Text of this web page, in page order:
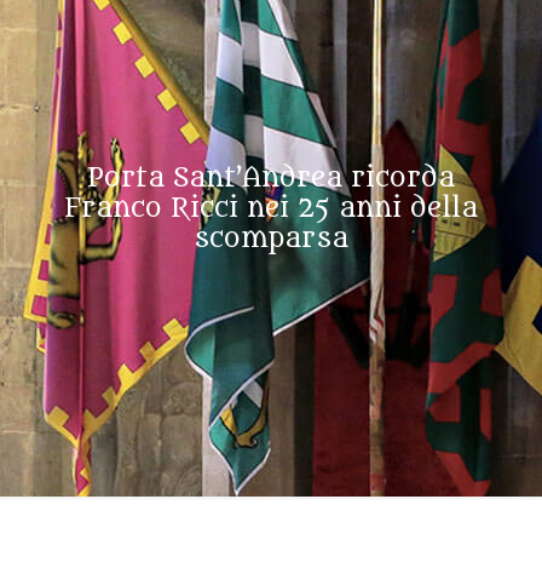
Porta Sant’Andrea ricorda
Franco Ricci nei 25 anni della
scomparsa